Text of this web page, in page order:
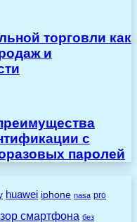
торговли как
и
с
паролей
huawei iphone nasa pro
смартфона без